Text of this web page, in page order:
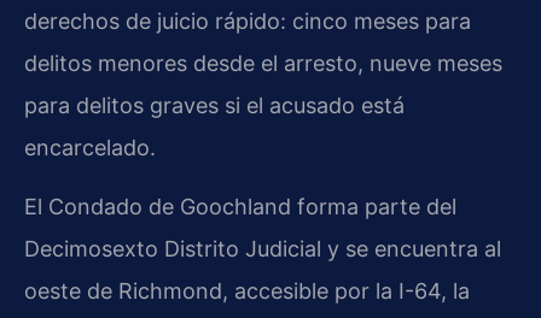
derechos de juicio rápido: cinco meses para
delitos menores desde el arresto, nueve meses
para delitos graves si el acusado está
encarcelado.
El Condado de Goochland forma parte del
Decimosexto Distrito Judicial y se encuentra al
oeste de Richmond, accesible por la I-64, la